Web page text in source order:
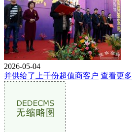
2026-05-04
并供给了上千份超值商客户 查看更多